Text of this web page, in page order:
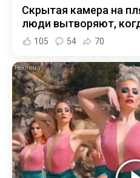
Скрытая камера на
люди вытворяют,
105 54 70